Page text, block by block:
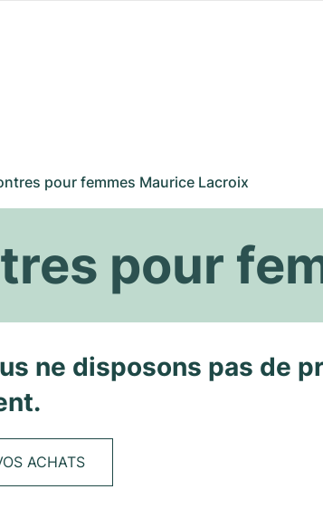
pour femmes Maurice Lacroix
pour
ne disposons pas de
ACHATS